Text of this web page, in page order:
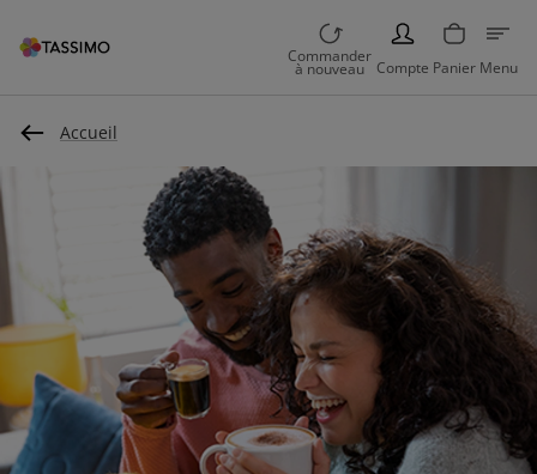
Commander
à nouveau
PERSON
Compte Panier Menu
Accueil